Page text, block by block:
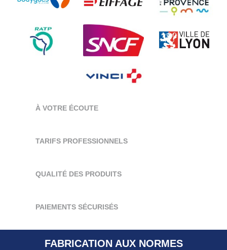
À VOTRE ÉCOUTE
TARIFS PROFESSIONNELS
QUALITÉ DES PRODUITS
PAIEMENTS SÉCURISÉS
FABRICATION AUX NORMES